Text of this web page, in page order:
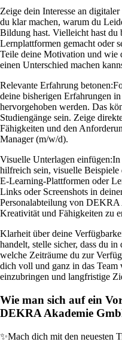
Zeige dein Interesse an
du klar machen, warum du
Bildung hast. Vielleicht hast du
Lernplattformen gemacht oder
Teile deine Motivation und
einen Unterschied machen
Relevante Erfahrung betonen:
deine bisherigen Erfahrungen
hervorgehoben werden. Das
Studiengänge sein. Zeige
Fähigkeiten und den
Manager (m/w/d).
Visuelle Unterlagen einfügen:In
hilfreich sein, visuelle
E-Learning-Plattformen oder
Links oder Screenshots in
Personalabteilung von
Kreativität und Fähigkeiten zu
Klarheit über deine
handelt, stelle sicher, dass du
welche Zeiträume du zur
dich voll und ganz in das
einzubringen und langfristige
Wie man sich auf ein
DEKRA Akademie
✨Mach dich mit den neuesten